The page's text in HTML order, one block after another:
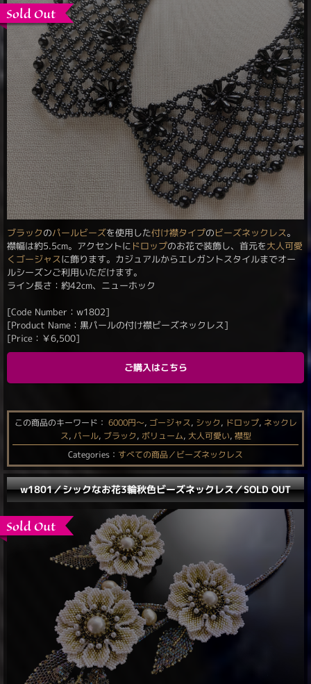
ブラックのパールビーズを使用した付け襟タイプのビーズネックレス。
襟幅は約5.5cm。アクセントに ドロップのお花で装飾し、首元を大人可愛
く ゴージャスに飾ります。カジュアルからエレガントスタイルまでオー
ルシーズンご利用いただけます。
ライン長さ：約42cm、ニューホック
[Code Number：w1802]
[Product Name：黒パールの付け襟ビーズネックレス]
[Price： ￥6,500]
ご購入はこちら
この商品のキーワード： 6000円〜, ゴージャス, シック, ドロップ, ネックレ
ス, パール, ブラック, ボリューム, 大人可愛い, 襟型
Categories： すべての商品／ビーズネックレス
w1801／シックなお花3輪秋色ビーズネックレス／SOLD OUT